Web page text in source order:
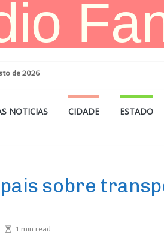
de 2026
NOTICIAS CIDADE ESTADO
sobre
1 min read